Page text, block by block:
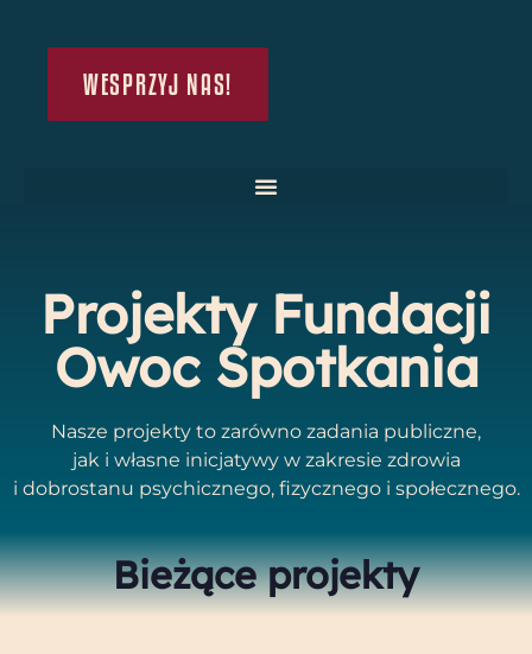
WESPRZYJ NAS!
Projekty Fundacji
Owoc Spotkania
Nasze projekty to zarówno zadania publiczne,
jak i własne inicjatywy w zakresie zdrowia
i dobrostanu psychicznego, fizycznego i społecznego.
Bieżące projekty